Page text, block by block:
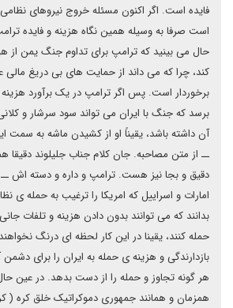
فایده است. اگر اکنون مسئله خروج نیروهای
است صرفا به وسیله همین نگاه هزینه و فایده
حال می بینید که ترامپ برای تداوم جنگ یمن
کند، چرا که می داند از حمایت های بی دریغ
برخوردار است. پس اگر ترامپ در یک برآورد هزینه
برسد که جنگ با ایران می تواند سود سرشار و
آن داشته باشد، یقیناً او از کشیدن ماشه به سمت
ــ از متن مصاحبه. جان کلام جناب جلیلوند
دقیق و بجا نیز هست. ترامپ و داره و دسته اش
امارات و اسراییل که امریکا را ترغیب به حمله ی
بدانند که می توانند بدون دادن هزینه و تلفات
حمله کنند، یقینا در این کار لحظه ای درنگ
بازدارندگی و هزینه ی حمله به ایران را برای دشمن
هر گونه تجاوز و حمله را از دست بدهد. در عین
همزمان و همانند جمهوری دموکراتیک خلق کره (